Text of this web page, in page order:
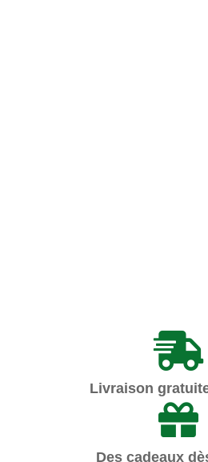
Livraison
Des cadeaux